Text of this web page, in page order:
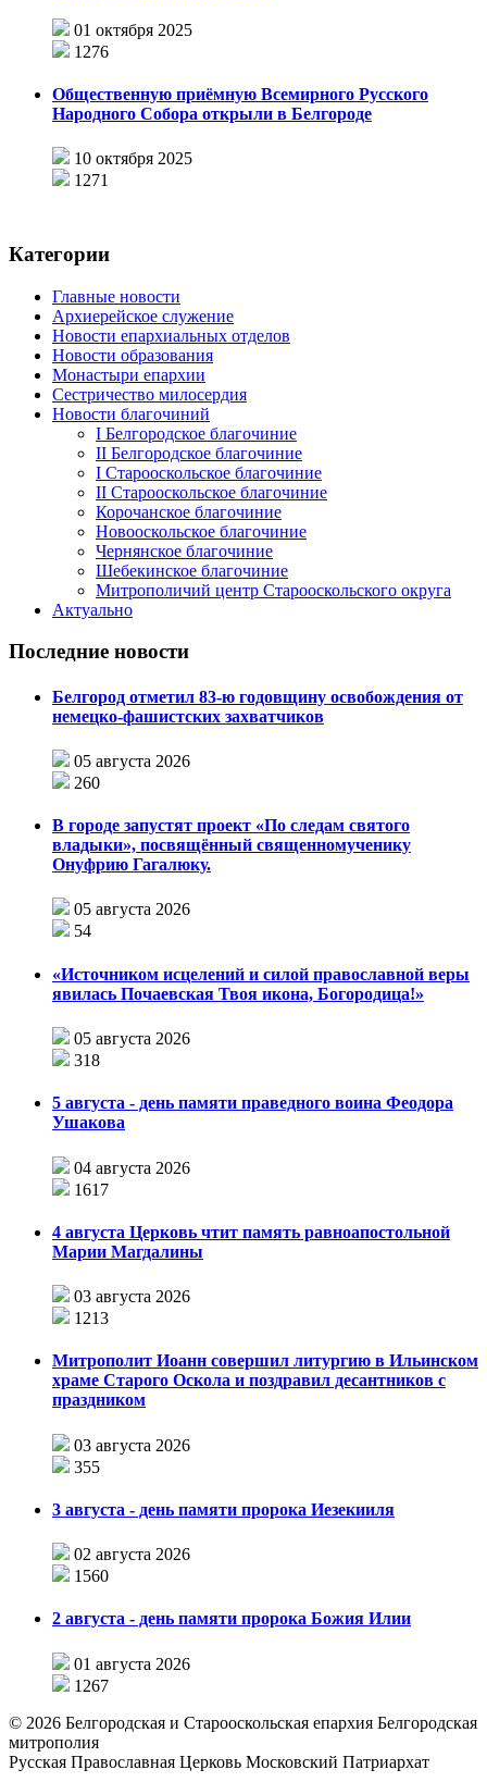
01 октября 2025
1276
Общественную приёмную Всемирного Русского
Народного Собора открыли в Белгороде
10 октября 2025
1271
Категории
Главные новости
Архиерейское служение
Новости епархиальных отделов
Новости образования
Монастыри епархии
Сестричество милосердия
Новости благочиний
I Белгородское благочиние
II Белгородское благочиние
I Старооскольское благочиние
II Старооскольское благочиние
Корочанское благочиние
Новооскольское благочиние
Чернянское благочиние
Шебекинское благочиние
Митрополичий центр Старооскольского округа
Актуально
Последние новости
Белгород отметил 83-ю годовщину освобождения от
немецко-фашистских захватчиков
05 августа 2026
260
В городе запустят проект «По следам святого
владыки», посвящённый священномученику
Онуфрию Гагалюку.
05 августа 2026
54
«Источником исцелений и силой православной веры
явилась Почаевская Твоя икона, Богородица!»
05 августа 2026
318
5 августа - день памяти праведного воина Феодора
Ушакова
04 августа 2026
1617
4 августа Церковь чтит память равноапостольной
Марии Магдалины
03 августа 2026
1213
Митрополит Иоанн совершил литургию в Ильинском
храме Старого Оскола и поздравил десантников с
праздником
03 августа 2026
355
3 августа - день памяти пророка Иезекииля
02 августа 2026
1560
2 августа - день памяти пророка Божия Илии
01 августа 2026
1267
© 2026 Белгородская и Старооскольская епархия Белгородская
митрополия
Русская Православная Церковь Московский Патриархат